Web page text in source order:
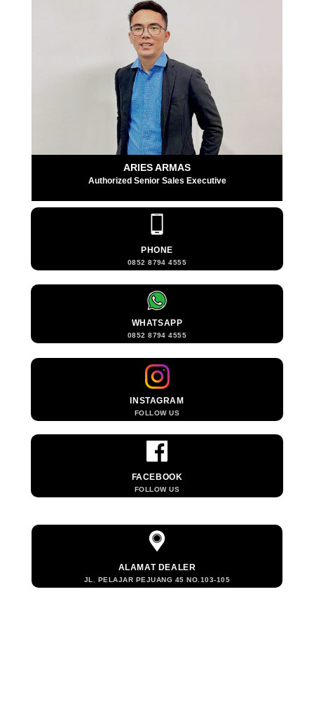
ARIES ARMAS
Authorized Senior Sales Executive
PHONE
0852 8794 4555
WHATSAPP
0852 8794 4555
INSTAGRAM
FOLLOW US
FACEBOOK
FOLLOW US
ALAMAT DEALER
JL. PELAJAR PEJUANG 45 NO.103-105